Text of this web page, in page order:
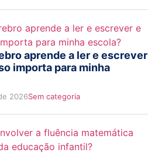
aprende a ler e escrever
importa para minha
2026Sem categoria